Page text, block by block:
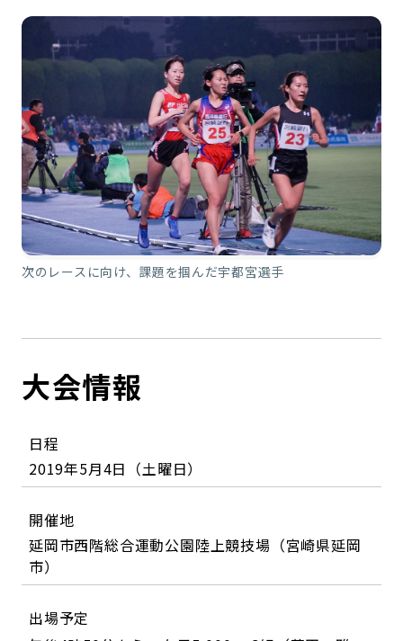
次のレースに向け、課題を掴んだ宇都宮選手
大会情報
日程
2019年5月4日（土曜日）
開催地
延岡市西階総合運動公園陸上競技場（宮崎県延岡
市）
出場予定